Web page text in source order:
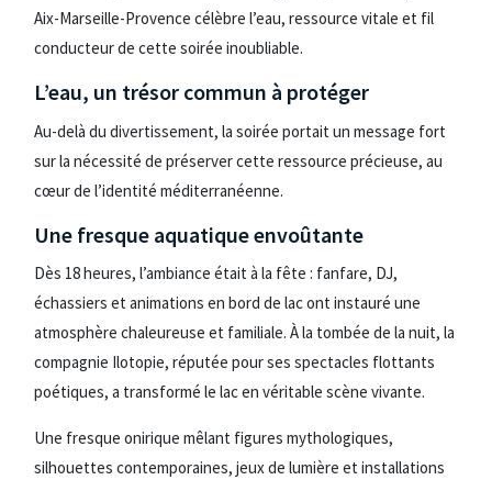
Aix-Marseille-Provence célèbre l’eau, ressource vitale et fil
conducteur de cette soirée inoubliable.
L’eau, un trésor commun à protéger
Au-delà du divertissement, la soirée portait un message fort
sur la nécessité de préserver cette ressource précieuse, au
cœur de l’identité méditerranéenne.
Une fresque aquatique envoûtante
Dès 18 heures, l’ambiance était à la fête : fanfare, DJ,
échassiers et animations en bord de lac ont instauré une
atmosphère chaleureuse et familiale. À la tombée de la nuit, la
compagnie Ilotopie, réputée pour ses spectacles flottants
poétiques, a transformé le lac en véritable scène vivante.
Une fresque onirique mêlant figures mythologiques,
silhouettes contemporaines, jeux de lumière et installations